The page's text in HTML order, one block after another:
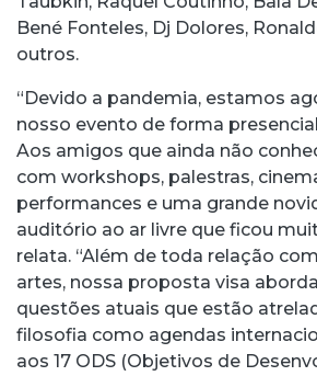
Bené Fonteles, Dj Dolores,
outros.
“Devido a pandemia, estamos
nosso evento de forma
Aos amigos que ainda não
com workshops, palestras,
performances e uma grande
auditório ao ar livre que ficou
relata. “Além de toda relação
artes, nossa proposta visa
questões atuais que estão
filosofia como agendas
aos 17 ODS (Objetivos de